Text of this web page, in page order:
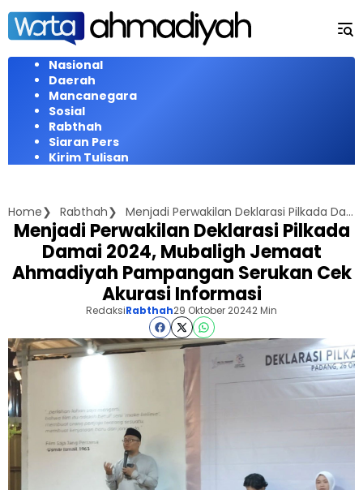
Langsung
konten
Nasional
Daerah
Mancanegara
Sosial
Rabthah
Siaran Pers
Kirim Tulisan
Home Rabthah Menjadi Perwakilan Deklarasi Pilkada Damai 2024, Mubaligh Jemaat Ahmadiyah Pampangan Serukan Cek Akurasi Informasi
Menjadi Perwakilan Deklarasi Pilkada
Damai 2024, Mubaligh Jemaat
Ahmadiyah Pampangan Serukan Cek
Akurasi Informasi
RedaksiRabthah29 Oktober 20242 Min